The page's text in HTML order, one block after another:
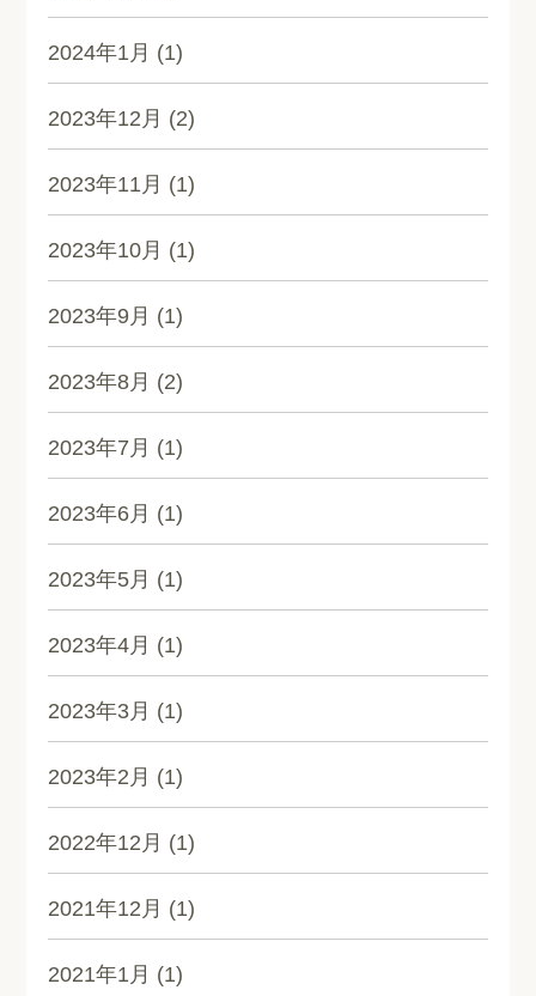
2024年1月 (1)
2023年12月 (2)
2023年11月 (1)
2023年10月 (1)
2023年9月 (1)
2023年8月 (2)
2023年7月 (1)
2023年6月 (1)
2023年5月 (1)
2023年4月 (1)
2023年3月 (1)
2023年2月 (1)
2022年12月 (1)
2021年12月 (1)
2021年1月 (1)